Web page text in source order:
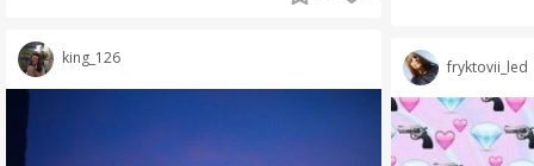
king_126 fryktovii_led